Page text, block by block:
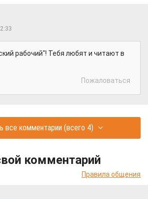
рабочий"! Тебя любят и читают в
Пожаловаться
все комментарии(всего 4)
комментарий
Правила общения